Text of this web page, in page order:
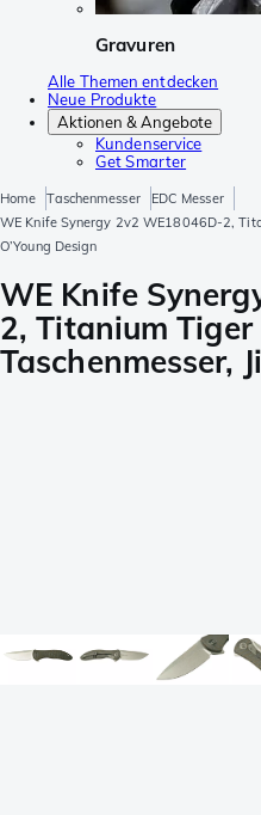
Gravuren
Alle Themen entdecken
Neue Produkte
Aktionen & Angebote
Kundenservice
Get Smarter
Home Taschenmesser
EDC Messer
WE Knife Synergy 2v2 WE18046D-2,
O’Young Design
WE Knife
2, Titanium Tiger
Taschenmesser,